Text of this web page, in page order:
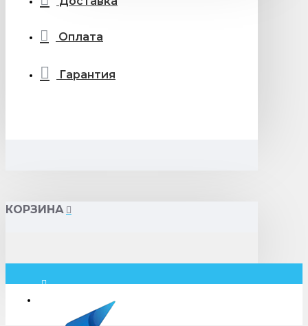
Оплата
Гарантия
КОРЗИНА